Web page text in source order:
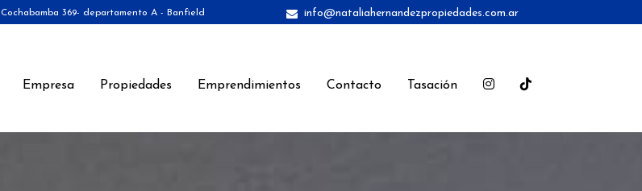
Cochabamba 369- departamento A - Banfield info@nataliahernandezpropiedades.com.ar
Empresa Propiedades Emprendimientos Contacto Tasación